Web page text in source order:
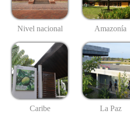
Nivel nacional Amazonía
Caribe La Paz